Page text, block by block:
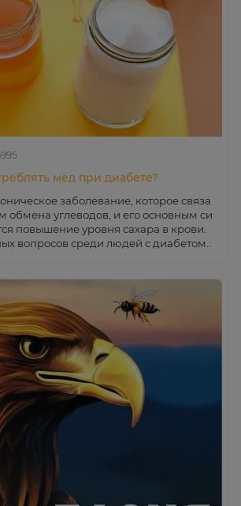
мёд при диабете?
заболевание, которое связа
обмена углеводов, и его основным си
повышение уровня сахара в крови.
вопросов среди людей с диабетом..